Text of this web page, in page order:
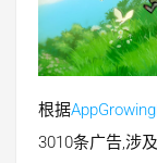
根据AppGrowing
3010条广告,涉